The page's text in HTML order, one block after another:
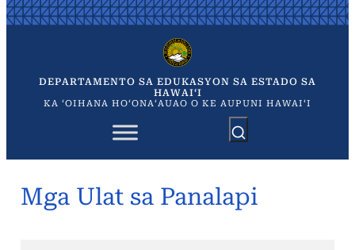
Skip
to
DEPARTAMENTO SA EDUKASYON SA ESTADO SA
HAWAIʻI
KA ʻOIHANA HOʻONAʻAUAO O KE AUPUNI HAWAIʻI
Mga Ulat sa Panalapi